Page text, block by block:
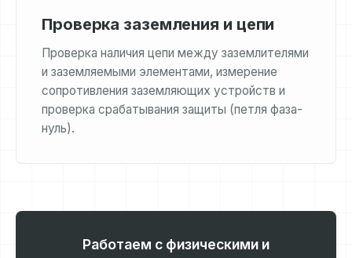
Проверка заземления и цепи
Проверка наличия цепи между заземлителями
и заземляемыми элементами, измерение
сопротивления заземляющих устройств и
проверка срабатывания защиты (петля фаза-
нуль).
Работаем с физическими и